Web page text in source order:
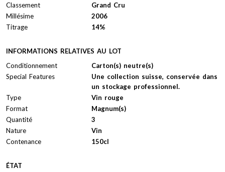
Classement
Grand Cru
Millésime
2006
Titrage
14%
INFORMATIONS RELATIVES AU LOT
Conditionnement
Carton(s) neutre(s)
Special Features
Une collection suisse, conservée dans
un stockage professionnel.
Type
Vin rouge
Format
Magnum(s)
Quantité
3
Nature
Vin
Contenance
150cl
ÉTAT